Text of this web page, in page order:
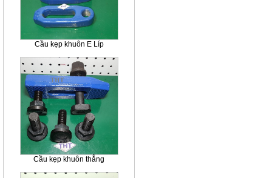
Cầu kẹp khuôn E Líp
Cầu kẹp khuôn thẳng